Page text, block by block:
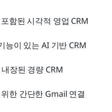
함된 시각적 영업 CRM
능이 있는 AI 기반 CRM
장된 경량 CRM
한 간단한 Gmail 연결